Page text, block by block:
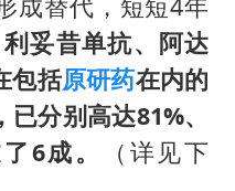
利妥昔单抗、阿达
包括原研药在内的
分别高达81%、
6成。
（详见下